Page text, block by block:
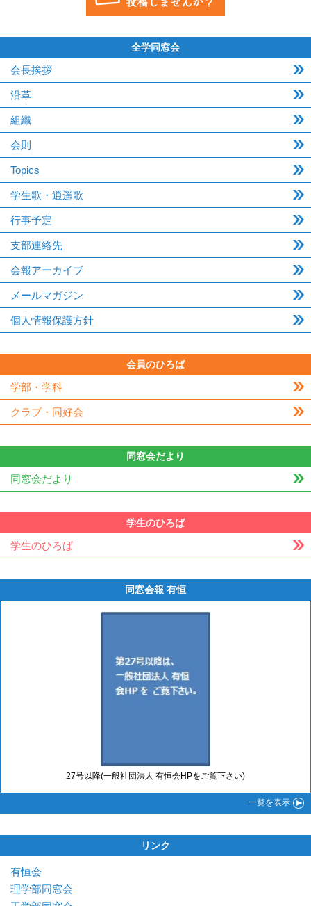
全学同窓会
会長挨拶
沿革
組織
会則
Topics
学生歌・逍遥歌
行事予定
支部連絡先
会報アーカイブ
メールマガジン
個人情報保護方針
会員のひろば
学部・学科
クラブ・同好会
同窓会だより
同窓会だより
学生のひろば
学生のひろば
同窓会報 有恒
27号以降(一般社団法人 有恒会HPをご覧下さい)
一覧を表示
リンク
有恒会
理学部同窓会